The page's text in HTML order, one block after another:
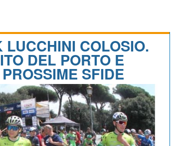
COLOSIO.
DEL PORTO E
SFIDE